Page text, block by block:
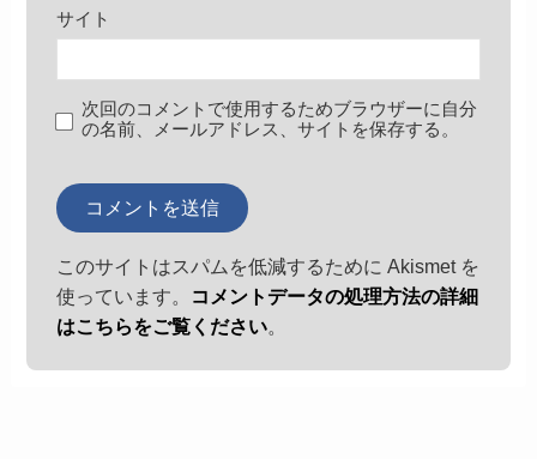
サイト
次回のコメントで使用するためブラウザーに自分
の名前、メールアドレス、サイトを保存する。
このサイトはスパムを低減するために Akismet を
使っています。
コメントデータの処理方法の詳細
はこちらをご覧ください。